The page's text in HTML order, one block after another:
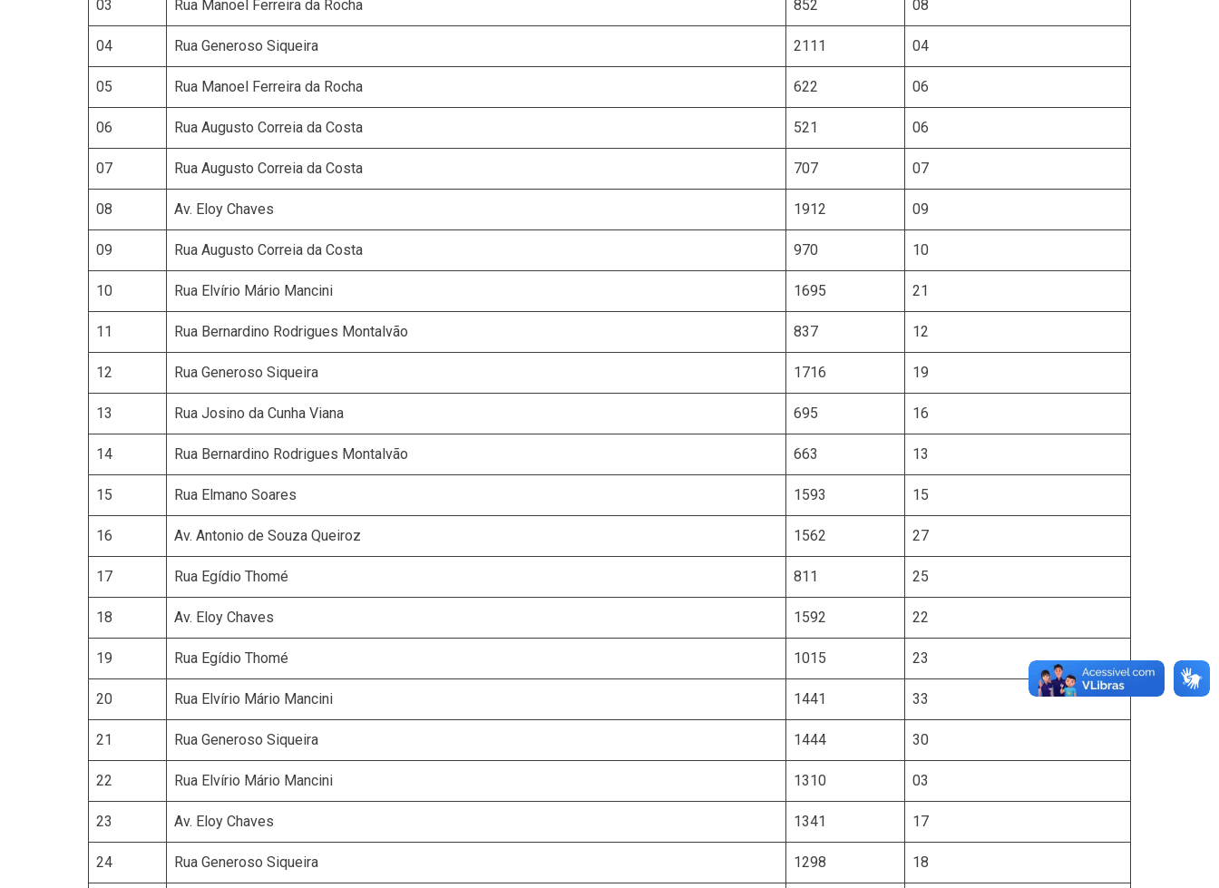
03 Rua Manoel Ferreira da Rocha 852 08
04 Rua Generoso Siqueira 2111 04
05 Rua Manoel Ferreira da Rocha 622 06
06 Rua Augusto Correia da Costa 521 06
07 Rua Augusto Correia da Costa 707 07
08 Av. Eloy Chaves 1912 09
09 Rua Augusto Correia da Costa 970 10
10 Rua Elvírio Mário Mancini 1695 21
11 Rua Bernardino Rodrigues Montalvão 837 12
12 Rua Generoso Siqueira 1716 19
13 Rua Josino da Cunha Viana 695 16
14 Rua Bernardino Rodrigues Montalvão 663 13
15 Rua Elmano Soares 1593 15
16 Av. Antonio de Souza Queiroz 1562 27
17 Rua Egídio Thomé 811 25
18 Av. Eloy Chaves 1592 22
19 Rua Egídio Thomé 1015 23
20 Rua Elvírio Mário Mancini 1441 33
21 Rua Generoso Siqueira 1444 30
22 Rua Elvírio Mário Mancini 1310 03
23 Av. Eloy Chaves 1341 17
24 Rua Generoso Siqueira 1298 18